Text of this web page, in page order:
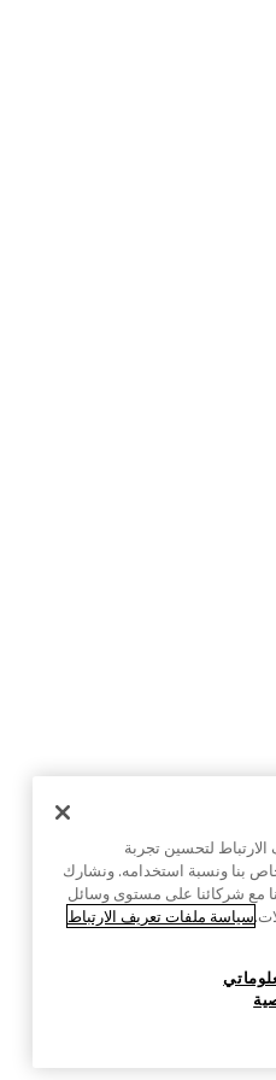
لتحسين تجربة
بنا ونسبة استخدامه. ونشارك
مع شركائنا على مستوى وسائل
سياسة ملفات تعريف الارتباط